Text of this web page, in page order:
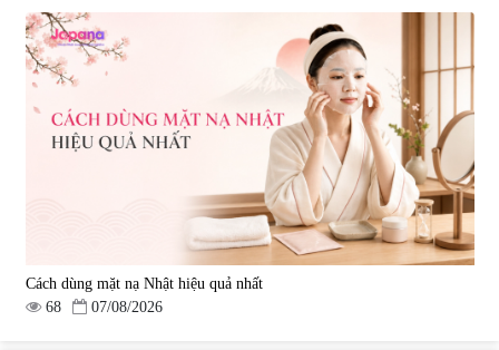
Cách dùng mặt nạ Nhật hiệu quả nhất
68
07/08/2026